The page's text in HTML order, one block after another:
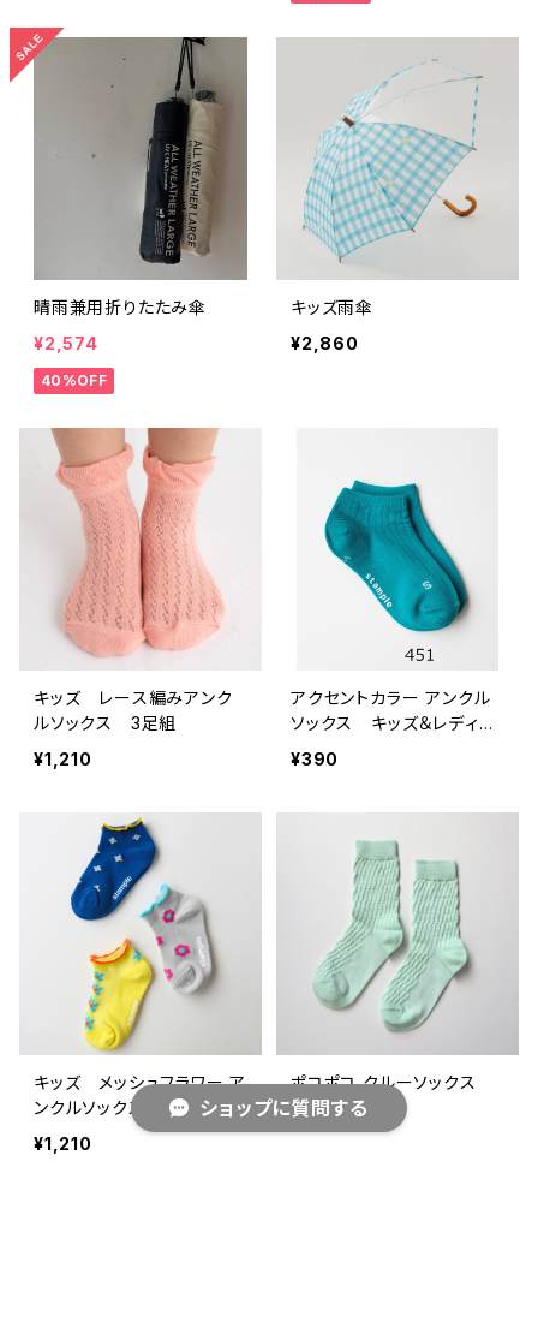
晴雨兼用折りたたみ傘
¥2,574
40%OFF
キッズ雨傘
¥2,860
キッズ レース編みアンク
ルソックス 3足組
¥1,210
アクセントカラー アンクル
ソックス キッズ＆レディー
ス
¥390
キッズ メッシュフラワー ア
ンクルソックス 3足組
¥1,210
ポコポコ クルーソックス
¥770
ショップに質問する